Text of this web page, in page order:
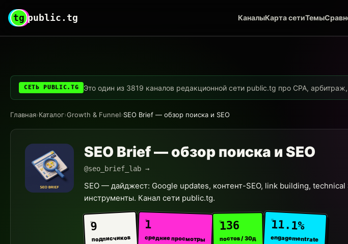
tg public.tg КаналыКарта сетиТемы
СЕТЬ PUBLIC.TG Это один из 3819 каналов редакционной сети public.tg про CPA,
Главная›Каталог›Growth & Funnel›SEO Brief — обзор поиска и SEO
SEO Brief — обзор поиска и SEO
@seo_brief_lab →
SEO — дайджест: Google updates, контент-SEO, link building, technical
инструменты. Канал сети public.tg.
9
подписчиков
1
средние просмотры
136
постов / 30д
11.1%
engagement rate